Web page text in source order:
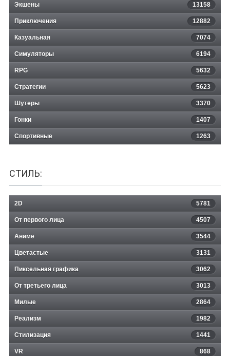
Beatbuddy: Tale of the Guardians
Экшены 13158
Приключения 12882
Казуальная 7074
Симуляторы 6194
RPG 5632
Стратегии 5623
Шутеры 3370
Гонки 1407
Спортивные 1263
СТИЛЬ:
2D 5781
От первого лица 4507
Аниме 3544
Цветастые 3131
Пиксельная графика 3062
От третьего лица 3013
Милые 2864
Реализм 1982
Стилизация 1441
VR 868